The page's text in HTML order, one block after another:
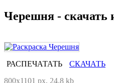
Черешня - скачать
РАСПЕЧАТАТЬ
СКАЧАТЬ
800x1101 px, 24.8 kb